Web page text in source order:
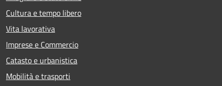
Cultura e tempo libero
Vita lavorativa
Imprese e Commercio
Catasto e urbanistica
Mobilità e trasporti